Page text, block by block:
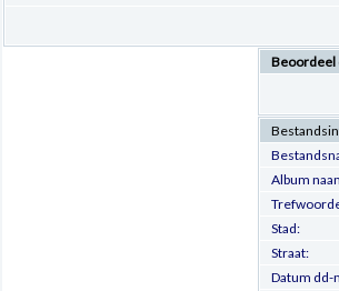
Beoordeel
Album
Stad:
Straat:
Datum dd-